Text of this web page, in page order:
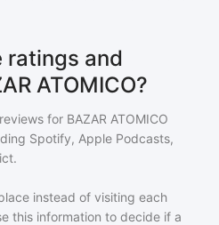
ratings and
ATOMICO?
for BAZAR ATOMICO
Spotify, Apple Podcasts,
instead of visiting each
this information to decide if a